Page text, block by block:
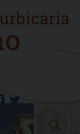
twitter
facebook
Search